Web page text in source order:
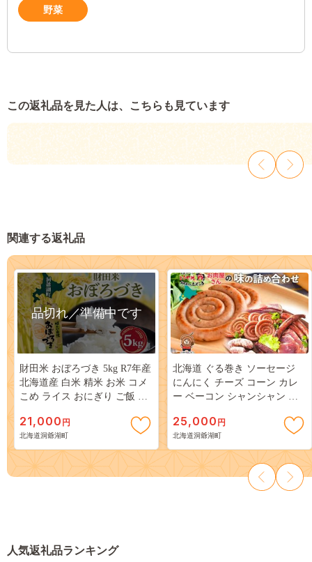
野菜
この返礼品を見た人は、こちらも見ています
関連する返礼品
品切れ／準備中です
財田米 おぼろづき 5kg R7年産
北海道産 白米 精米 お米 コメ
こめ ライス おにぎり ご飯 国
寄せ 産地直送 常温 送料無料
北海道 洞爺湖町
21,000 円
北海道洞爺湖町
北海道 ぐる巻き ソーセージ
にんにく チーズ コーン カレ
ー ベーコン シャンシャン 骨
挽き 詰め合わせ ギフト お取
り寄せ お肉屋 たどころ 送料
無料
25,000 円
北海道洞爺湖町
人気返礼品ランキング